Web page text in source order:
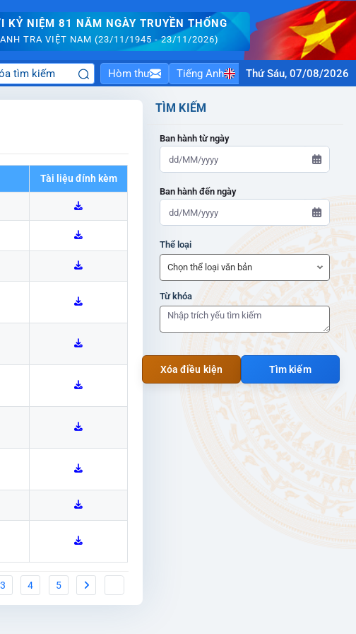
KỶ NIỆM 81 NĂM NGÀY TRUYỀN THỐNG
TRA VIỆT NAM (23/11/1945 - 23/11/2026)
Hòm thư Tiếng Anh Thứ Sáu, 07/08/2026
Tài liệu đính kèm
3 4 5
TÌM KIẾM
Ban hành từ ngày
Ban hành đến ngày
ADMIN-HOME
Thể loại
ADMIN-HOME
Từ khóa
Xóa điều kiện Tìm kiếm